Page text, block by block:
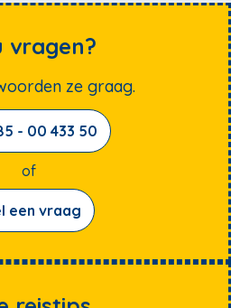
genoten van de
Het is bijzonder
landschappen
van de Rioja,
Onze hartelijke
vragen?
ze graag.
- 00 433 50
of
een vraag